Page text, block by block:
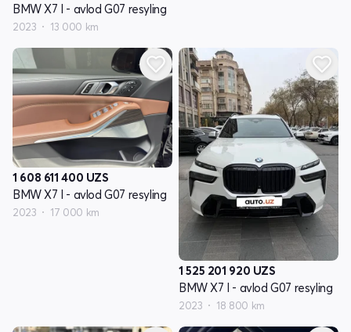
BMW X7 I - avlod G07 resyling
2023 13 000 km
1 608 611 400 UZS
BMW X7 I - avlod G07 resyling
2023 17 000 km
1 525 201 920 UZS
BMW X7 I - avlod G07 resyling
2023 18 800 km